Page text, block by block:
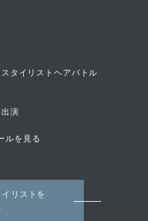
タイリストヘアバトル
演
ルを見る
リストを